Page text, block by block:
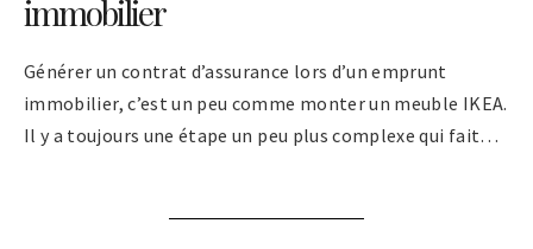
immobilier
Générer un contrat d’assurance lors d’un emprunt
immobilier, c’est un peu comme monter un meuble IKEA.
Il y a toujours une étape un peu plus complexe qui fait…